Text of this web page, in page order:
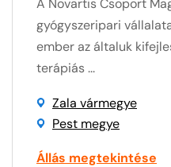
gyógyszeripari
ember az általuk
terápiás ...
Zala vármegye
Pest megye
Állás megtekintése